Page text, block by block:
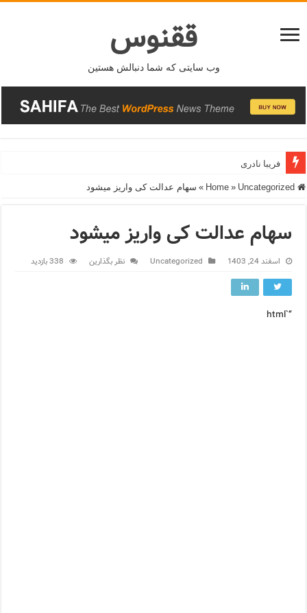
ققنوس
وب سایتی که شما دنبالش هستین
فریبا نادری
فریدونشهر
» Uncategorized
» سهام عدالت کی واریز میشود
سهام عدالت کی واریز میشود
اسفند 24, 1403 Uncategorized نظر بگذارین 338 بازدید
“`html